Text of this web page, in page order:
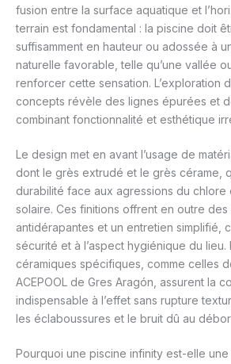
fusion entre la surface aquatique et
terrain est fondamental : la piscine doit
suffisamment en hauteur ou adossée à
naturelle favorable, telle qu’une vallée
renforcer cette sensation. L’exploration
concepts révèle des lignes épurées et
combinant fonctionnalité et esthétique
Le design met en avant l’usage de
dont le grès extrudé et le grès cérame,
durabilité face aux agressions du chlore
solaire. Ces finitions offrent en outre des
antidérapantes et un entretien simplifié,
sécurité et à l’aspect hygiénique du
céramiques spécifiques, comme celles
ACEPOOL de Gres Aragón, assurent la
indispensable à l’effet sans rupture
les éclaboussures et le bruit dû au
Pourquoi une piscine infinity est-elle